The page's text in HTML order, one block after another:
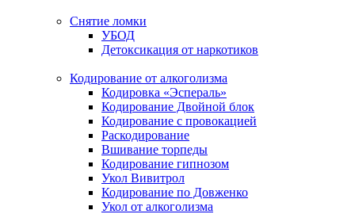
Снятие ломки
УБОД
Детоксикация от наркотиков
Кодирование от алкоголизма
Кодировка «Эспераль»
Кодирование Двойной блок
Кодирование с провокацией
Раскодирование
Вшивание торпеды
Кодирование гипнозом
Укол Вивитрол
Кодирование по Довженко
Укол от алкоголизма